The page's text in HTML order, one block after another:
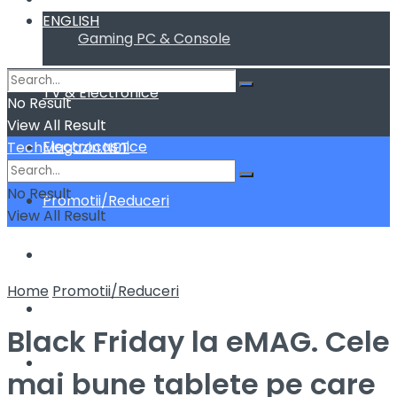
Gaming PC & Console
TV & Electronice
Electrocasnice
Promotii/Reduceri
ENGLISH
No Result
View All Result
TechMagazin.NET
No Result
View All Result
Home Promotii/Reduceri
Black Friday la eMAG. Cele
mai bune tablete pe care